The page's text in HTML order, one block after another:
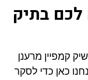
לכם בתיק
קמפיין מרענן
כאן כדי לסקר